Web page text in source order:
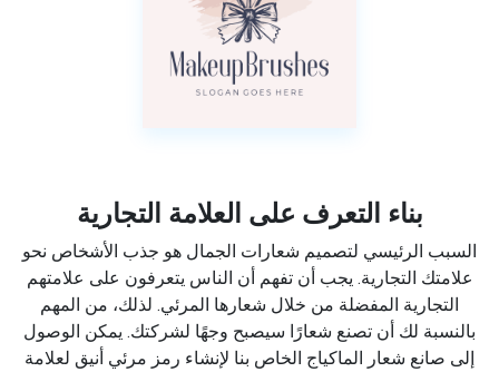
بناء التعرف على العلامة التجارية
السبب الرئيسي لتصميم شعارات الجمال هو جذب الأشخاص نحو
علامتك التجارية. يجب أن تفهم أن الناس يتعرفون على علامتهم
التجارية المفضلة من خلال شعارها المرئي. لذلك، من المهم
بالنسبة لك أن تصنع شعارًا سيصبح وجهًا لشركتك. يمكن الوصول
إلى صانع شعار الماكياج الخاص بنا لإنشاء رمز مرئي أنيق لعلامة